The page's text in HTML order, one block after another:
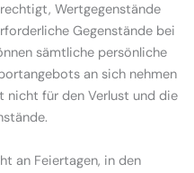
Wertgegenstände
Gegenstände bei
sämtliche persönliche
an sich nehmen
nicht für den Verlust und die
an Feiertagen, in den